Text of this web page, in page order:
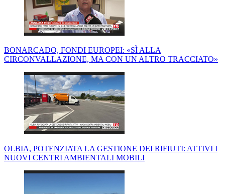
BONARCADO, FONDI EUROPEI: «SÌ ALLA
CIRCONVALLAZIONE, MA CON UN ALTRO TRACCIATO»
OLBIA, POTENZIATA LA GESTIONE DEI RIFIUTI: ATTIVI I
NUOVI CENTRI AMBIENTALI MOBILI